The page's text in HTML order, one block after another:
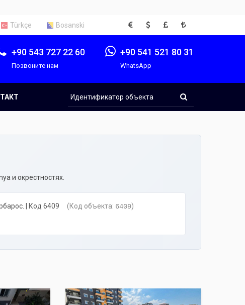
Türkçe Bosanski EUR USD GBP TRY
+90 543 727 22 60
Позвоните нам
+90 541 521 80 31
WhatsApp
объекта
и окрестностях.
| Код 6409 (Код объекта: 6409)